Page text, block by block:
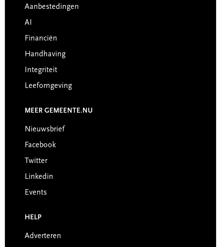
Aanbestedingen
AI
Financiën
Handhaving
Integriteit
Leefomgeving
MEER GEMEENTE.NU
Nieuwsbrief
Facebook
Twitter
Linkedin
Events
HELP
Adverteren